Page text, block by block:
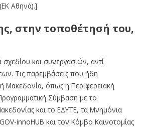
Αθηνά).]
στην τοποθέτησή του,
και συνεργασιών, αντί
Τις παρεμβάσεις που ήδη
Μακεδονία, όπως η Περιφερειακή
Σύμβαση με το
και το ΕΔΥΤΕ, τα Μνημόνια
innoHUB και τον Κόμβο Καινοτομίας